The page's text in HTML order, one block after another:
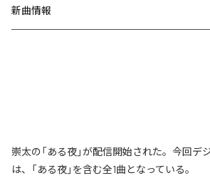
新曲情報
崇太の「ある夜」が配信開始された。今回デ
は、「ある夜」を含む全1曲となっている。